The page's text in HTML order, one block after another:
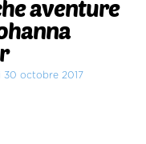
aventure
30 octobre 2017